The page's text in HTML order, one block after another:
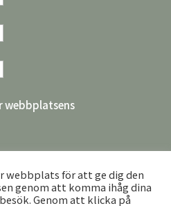
webbplatsens
webbplats för att ge dig den
genom att komma ihåg dina
Genom att klicka på